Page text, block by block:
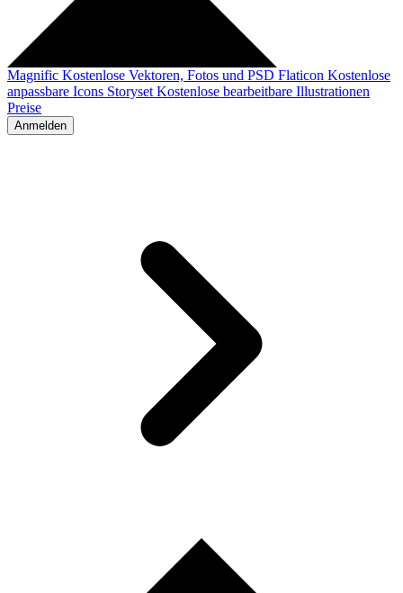
Magnific Kostenlose Vektoren, Fotos und PSD Flaticon Kostenlose
anpassbare Icons Storyset Kostenlose bearbeitbare Illustrationen
Preise
Anmelden